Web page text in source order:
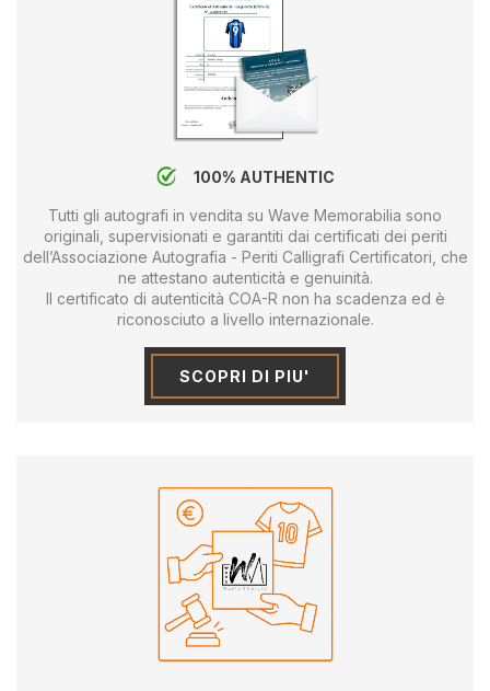
100% AUTHENTIC
Tutti gli autografi in vendita su Wave Memorabilia sono
originali, supervisionati e garantiti dai certificati dei periti
dell’Associazione Autografia - Periti Calligrafi Certificatori, che
ne attestano autenticità e genuinità.
Il certificato di autenticità COA-R non ha scadenza ed è
riconosciuto a livello internazionale.
SCOPRI DI PIU'